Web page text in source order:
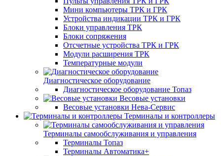
Мини компьютеры ТРК и ГРК
Устройства индикации ТРК и ГРК
Блоки управления ТРК
Блоки сопряжения
Отсчетные устройства ТРК и ГРК
Модули расширения ТРК
Температурные модули
Диагностическое оборудование
Диагностическое оборудование Топаз
Весовые установки
Весовые установки Нева-Сервис
Терминалы и контроллеры
Терминалы самообслуживания и управления
Терминалы Топаз
Терминалы Автоматика+